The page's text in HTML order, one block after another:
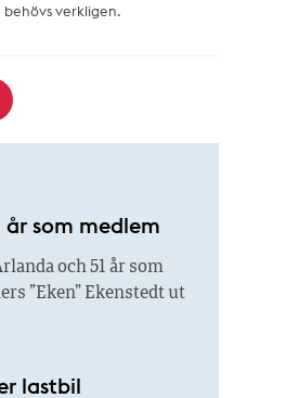
verkligen.
år som medlem
och 51 år som
”Eken” Ekenstedt ut
lastbil